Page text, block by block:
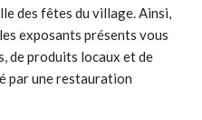
des fêtes du village. Ainsi,
exposants présents vous
de produits locaux et de
par une restauration